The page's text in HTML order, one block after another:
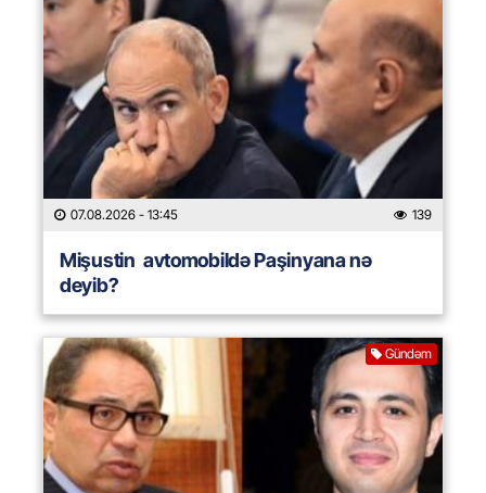
07.08.2026 - 13:45 139
Mişustin avtomobildə Paşinyana nə
deyib?
Gündəm